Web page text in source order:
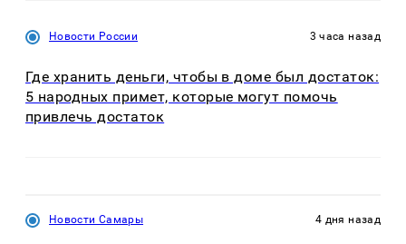
Новости России 3 часа назад
Где хранить деньги, чтобы в доме был достаток:
5 народных примет, которые могут помочь
привлечь достаток
Новости Самары 4 дня назад